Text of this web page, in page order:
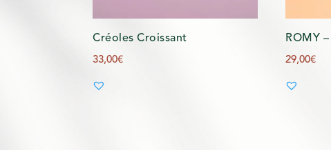
Créoles Croissant
33,00€
ROMY
29,00€